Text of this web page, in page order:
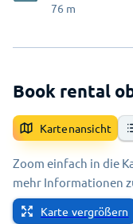
76 m
Book rental
Kartenansicht
Zoom einfach in die
mehr Informationen
Karte vergrößern